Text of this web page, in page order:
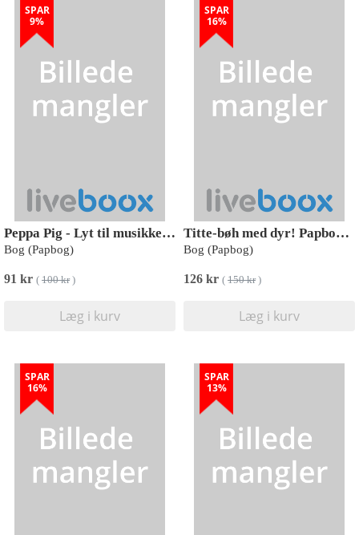
SPAR
9%
Peppa Pig - Lyt til musikken med Gurli Gris (med 10 supersøde lyde)
Bog (Papbog)
91 kr ( 100 kr)
Læg i kurv
SPAR
16%
Titte-bøh med dyr! Papbog med 5 skønne lyde
Bog (Papbog)
126 kr ( 150 kr)
Læg i kurv
SPAR
16%
SPAR
13%